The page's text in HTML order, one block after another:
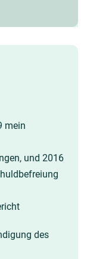
mein
und 2016
des